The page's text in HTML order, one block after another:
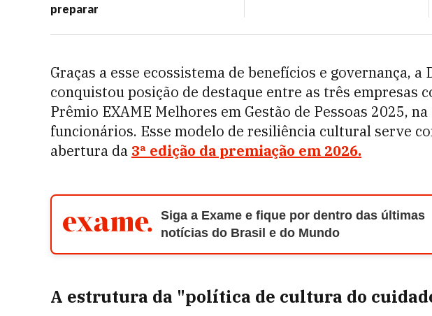
preparar
Graças a esse ecossistema de benefícios e governança,
conquistou posição de destaque entre as três empresas
Prêmio EXAME Melhores em Gestão de Pessoas 2025,
funcionários. Esse modelo de resiliência cultural serve
abertura da 3ª edição da premiação em 2026.
Siga a Exame e fique por dentro das últimas
notícias do Brasil e do Mundo
A estrutura da "política de cultura do